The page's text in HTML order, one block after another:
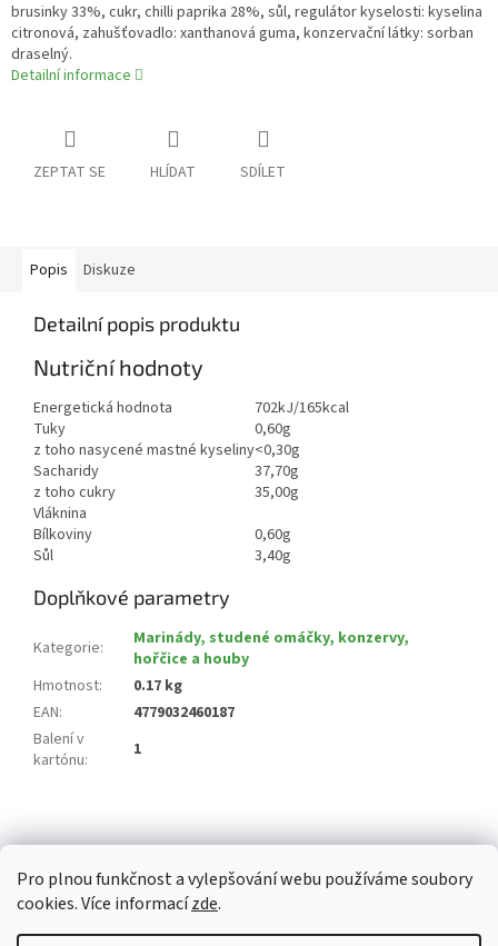
Pro plnou funkčnost a vylepšování webu používáme soubory
cookies. Více informacízde.
brusinky 33%, cukr, chilli paprika 28%, sůl, regulátor kyselosti: kyselina
citronová, zahušťovadlo: xanthanová guma, konzervační látky: sorban
draselný.
Detailní informace
ZEPTAT SE HLÍDAT SDÍLET
Popis Diskuze
Detailní popis produktu
Nutriční hodnoty
Energetická hodnota
702kJ/165kcal
Tuky
0,60g
z toho nasycené mastné kyseliny<0,30g
Sacharidy
37,70g
z toho cukry
35,00g
Vláknina
Bílkoviny
0,60g
Sůl
3,40g
Doplňkové parametry
Kategorie:
Marinády, studené omáčky, konzervy,
hořčice a houby
Hmotnost:
0.17 kg
EAN:
4779032460187
Balení v
kartónu: 1
á